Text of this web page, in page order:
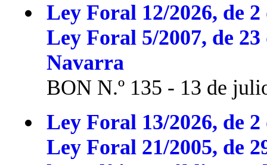
Ley Foral 12/2026, de
Ley Foral 5/2007, de
Navarra
BON N.º 135 - 13 de
Ley Foral 13/2026, de
Ley Foral 21/2005, de